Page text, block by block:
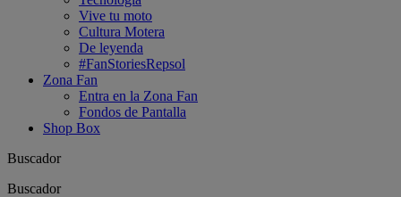
Vive tu moto
Cultura Motera
De leyenda
#FanStoriesRepsol
Zona Fan
Entra en la Zona Fan
Fondos de Pantalla
Shop Box
Buscador
Buscador